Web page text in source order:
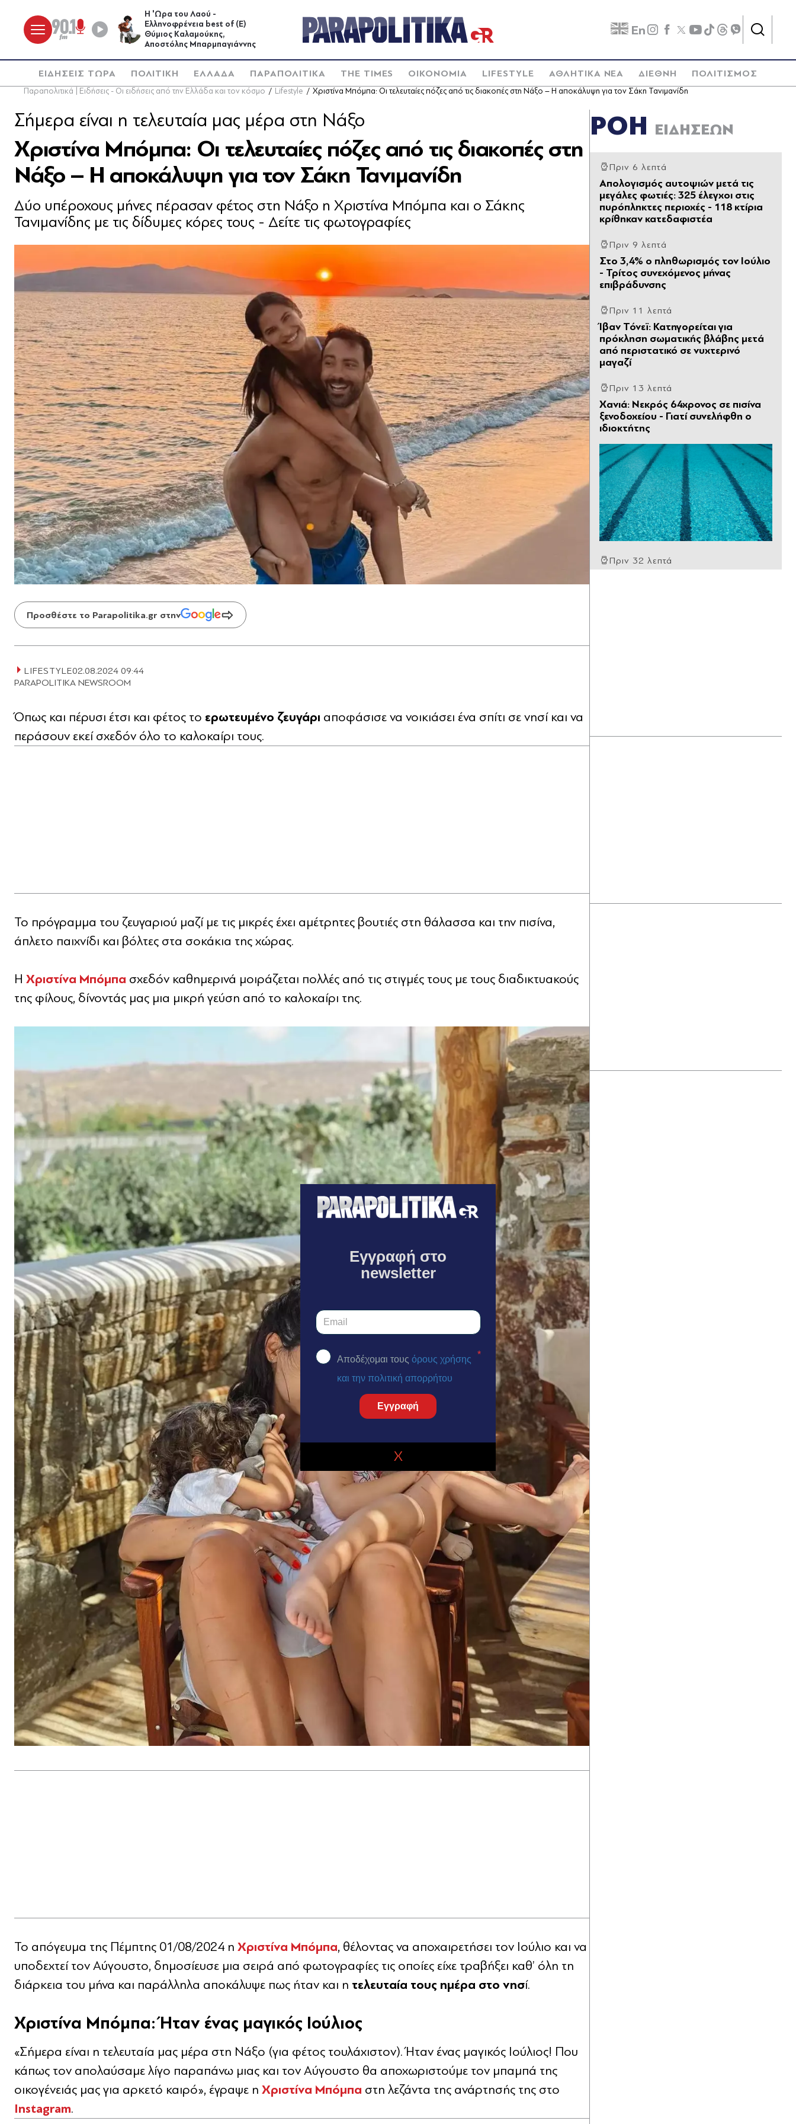
Η 'Ωρα του Λαού -
Ελληνοφρένεια best of (Ε)
Θύμιος Καλαμούκης,
Αποστόλης Μπαρμπαγιάννης
En
ΕΙΔΗΣΕΙΣ ΤΩΡΑ ΠΟΛΙΤΙΚΗ ΕΛΛΑΔΑ ΠΑΡΑΠΟΛΙΤΙΚΑ THE TIMES ΟΙΚΟΝΟΜΙΑ LIFESTYLE ΑΘΛΗΤΙΚΑ ΝΕΑ ΔΙΕΘΝΗ ΠΟΛΙΤΙΣΜΟΣ
Παραπολιτικά | Ειδήσεις - Οι ειδήσεις από την Ελλάδα και τον κόσμο Lifestyle Χριστίνα Μπόμπα: Οι τελευταίες πόζες από τις διακοπές στη Νάξο – Η αποκάλυψη για τον Σάκη Τανιμανίδη
Χριστίνα Μπόμπα: Οι τελευταίες πόζες από τις διακοπές στη
Νάξο – Η αποκάλυψη για τον Σάκη Τανιμανίδη
Σήμερα είναι η τελευταία μας μέρα στη Νάξο
Δύο υπέροχους μήνες πέρασαν φέτος στη Νάξο η Χριστίνα Μπόμπα και ο Σάκης
Τανιμανίδης με τις δίδυμες κόρες τους - Δείτε τις φωτογραφίες
Προσθέστε το Parapolitika.gr στην
LIFESTYLE02.08.2024 09:44
PARAPOLITIKA NEWSROOM
Όπως και πέρυσι έτσι και φέτος το ερωτευμένο ζευγάρι αποφάσισε να νοικιάσει ένα σπίτι σε νησί και να
περάσουν εκεί σχεδόν όλο το καλοκαίρι τους.
Το πρόγραμμα του ζευγαριού μαζί με τις μικρές έχει αμέτρητες βουτιές στη θάλασσα και την πισίνα,
άπλετο παιχνίδι και βόλτες στα σοκάκια της χώρας.
Η Χριστίνα Μπόμπα σχεδόν καθημερινά μοιράζεται πολλές από τις στιγμές τους με τους διαδικτυακούς
της φίλους, δίνοντάς μας μια μικρή γεύση από το καλοκαίρι της.
Το απόγευμα της Πέμπτης 01/08/2024 η Χριστίνα Μπόμπα, θέλοντας να αποχαιρετήσει τον Ιούλιο και να
υποδεχτεί τον Αύγουστο, δημοσίευσε μια σειρά από φωτογραφίες τις οποίες είχε τραβήξει καθ’ όλη τη
διάρκεια του μήνα και παράλληλα αποκάλυψε πως ήταν και η τελευταία τους ημέρα στο νησί.
Χριστίνα Μπόμπα: Ήταν ένας μαγικός Ιούλιος
«Σήμερα είναι η τελευταία μας μέρα στη Νάξο (για φέτος τουλάχιστον). Ήταν ένας μαγικός Ιούλιος! Που
κάπως τον απολαύσαμε λίγο παραπάνω μιας και τον Αύγουστο θα αποχωριστούμε τον μπαμπά της
οικογένειάς μας για αρκετό καιρό», έγραψε η Χριστίνα Μπόμπα στη λεζάντα της ανάρτησής της στο
Instagram.
ΡΟΗ ΕΙΔΗΣΕΩΝ
Πριν 6 λεπτά
Απολογισμός αυτοψιών μετά τις
μεγάλες φωτιές: 325 έλεγχοι στις
πυρόπληκτες περιοχές - 118 κτίρια
κρίθηκαν κατεδαφιστέα
Πριν 9 λεπτά
Στο 3,4% ο πληθωρισμός τον Ιούλιο
- Τρίτος συνεχόμενος μήνας
επιβράδυνσης
Πριν 11 λεπτά
Ίβαν Τόνεϊ: Κατηγορείται για
πρόκληση σωματικής βλάβης μετά
από περιστατικό σε νυχτερινό
μαγαζί
Πριν 13 λεπτά
Χανιά: Νεκρός 64χρονος σε πισίνα
ξενοδοχείου - Γιατί συνελήφθη ο
ιδιοκτήτης
Πριν 32 λεπτά
Πριν 46 λεπτά
Εγγραφή στο
newsletter
Αποδέχομαι τους όρους χρήσης
και την πολιτική απορρήτου
*
Εγγραφή
X